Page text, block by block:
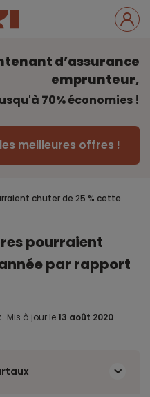
d’assurance
emprunteur,
70% économies !
meilleures offres !
chuter de 25 % cette
pourraient
par rapport
. Mis à jour le 13 août 2020 .